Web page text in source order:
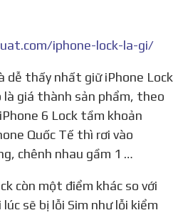
iphone-lock-la-gi/
là giá thành sản phẩm, theo
6 Lock tầm khoản
Quốc Tế thì rơi vào
chênh nhau gầm 1 …
sẽ bị lỗi Sim như lỗi kiểm